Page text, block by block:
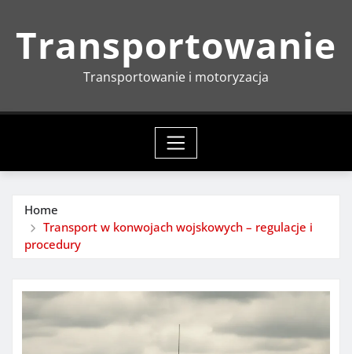
Transportowanie
Transportowanie i motoryzacja
Home
Transport w konwojach wojskowych – regulacje i
procedury